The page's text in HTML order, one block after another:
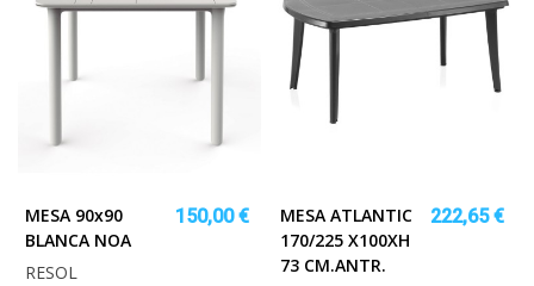
MESA 90x90
BLANCA NOA
150,00 €
RESOL
MESA ATLANTIC
170/225 X100XH
73 CM.ANTR.
222,65 €